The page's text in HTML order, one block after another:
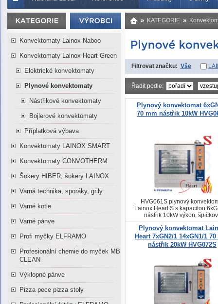
Konvektomaty Lainox Naboo
Konvektomaty Lainox Heart Green
Elektrické konvektomaty
Plynové konvektomaty
Nástřikové konvektomaty
Bojlerové konvektomaty
Příplatková výbava
Konvektomaty LAINOX SMART
Konvektomaty CONVOTHERM
Šokery HIBER, šokery LAINOX
Varná technika, sporáky, grily
Varné kotle
Varné pánve
Profi myčky ELFRAMO
Profesionální chemie do myček MB
CLEAN
Výklopné pánve
Pizza pece pizza stoly
» KATEGORIE »
Filtrovat značku: Vše
Řadit podle:
Plynový konvektomat
70 mm nástřik 10kW
HVG061S plynový
Lainox Heart S s kapacitou
nástřik 10kW výkon,
ekonomický provoz
Plynový konvektomat
Heart 7xGN2/1 14xGN1/1
nástřik 20kW HVG072S